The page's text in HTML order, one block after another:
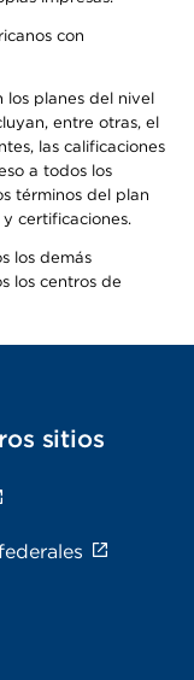
con
los planes del nivel
entre otras, el
las calificaciones
a todos los
términos del plan
certificaciones.
los demás
los centros de
sitios